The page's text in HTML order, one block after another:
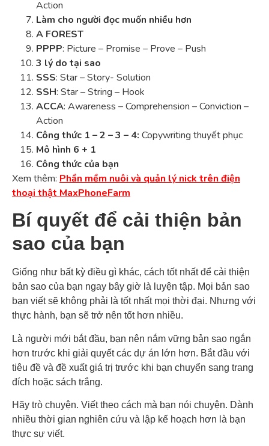
Action
Làm cho người đọc muốn nhiều hơn
A FOREST
PPPP: Picture – Promise – Prove – Push
3 lý do tại sao
SSS: Star – Story- Solution
SSH: Star – String – Hook
ACCA: Awareness – Comprehension – Conviction –
Action
Công thức 1 – 2 – 3 – 4: Copywriting thuyết phục
Mô hình 6 + 1
Công thức của bạn
Xem thêm: Phần mềm nuôi và quản lý nick trên điện
thoại thật MaxPhoneFarm
Bí quyết để cải thiện bản
sao của bạn
Giống như bất kỳ điều gì khác, cách tốt nhất để cải thiện
bản sao của bạn ngay bây giờ là luyện tập. Mọi bản sao
bạn viết sẽ không phải là tốt nhất mọi thời đại. Nhưng với
thực hành, bạn sẽ trở nên tốt hơn nhiều.
Là người mới bắt đầu, bạn nên nắm vững bản sao ngắn
hơn trước khi giải quyết các dự án lớn hơn. Bắt đầu với
tiêu đề và đề xuất giá trị trước khi bạn chuyển sang trang
đích hoặc sách trắng.
Hãy trò chuyện. Viết theo cách mà bạn nói chuyện. Dành
nhiều thời gian nghiên cứu và lập kế hoạch hơn là bạn
thực sự viết.